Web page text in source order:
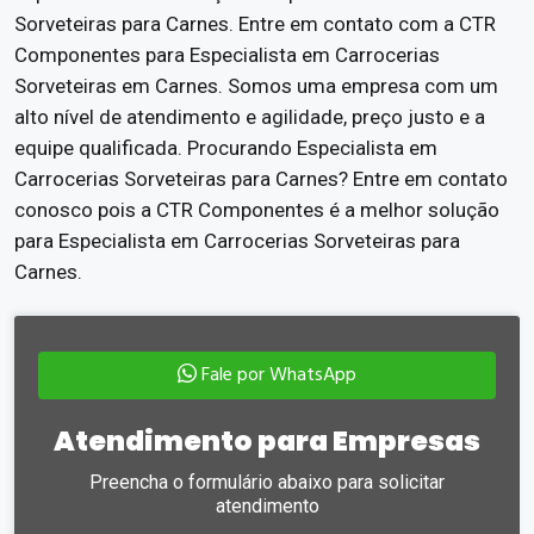
Sorveteiras para Carnes. Entre em contato com a CTR
Componentes para Especialista em Carrocerias
Sorveteiras em Carnes. Somos uma empresa com um
alto nível de atendimento e agilidade, preço justo e a
equipe qualificada. Procurando Especialista em
Carrocerias Sorveteiras para Carnes? Entre em contato
conosco pois a CTR Componentes é a melhor solução
para Especialista em Carrocerias Sorveteiras para
Carnes.
Fale por WhatsApp
Atendimento para Empresas
Preencha o formulário abaixo para solicitar
atendimento